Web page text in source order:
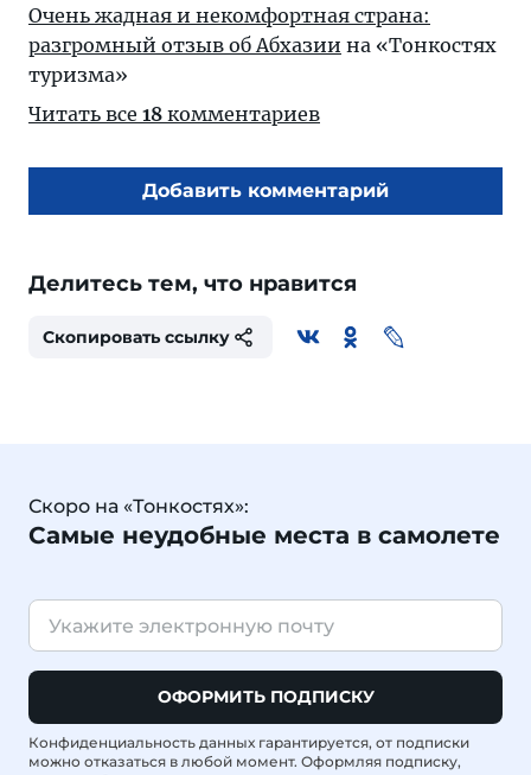
Очень жадная и некомфортная страна:
разгромный отзыв об Абхазии на «Тонкостях
туризма»
Читать все 18 комментариев
Добавить комментарий
Делитесь тем, что нравится
Скопировать ссылку
Скоро на «Тонкостях»:
Самые неудобные места в самолете
ОФОРМИТЬ ПОДПИСКУ
Конфиденциальность данных гарантируется, от подписки
можно отказаться в любой момент. Оформляя подписку,